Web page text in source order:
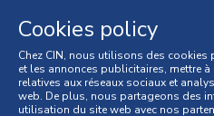
Politique de cookies
Conditions générales
Conditions générales de vente
Cookies policy
Chez CIN, nous utilisons des
et les annonces publicitaires, mettre
relatives aux réseaux sociaux et
web. De plus, nous partageons des
utilisation du site web avec nos